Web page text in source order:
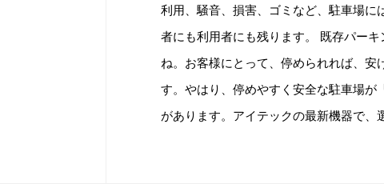
利用、騒音、損害、ゴミなど、駐車場
者にも利用者にも残ります。 既存パー
ね。お客様にとって、停められれば、安
す。やはり、停めやすく安全な駐車場
があります。アイテックの最新機器で、